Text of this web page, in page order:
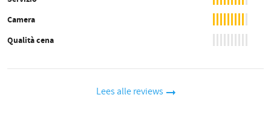
Camera
Qualità cena
Lees alle reviews